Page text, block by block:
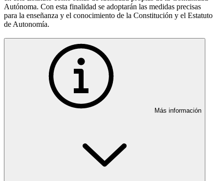
Autónoma. Con esta finalidad se adoptarán las medidas precisas
para la enseñanza y el conocimiento de la Constitución y el Estatuto
de Autonomía.
Más información